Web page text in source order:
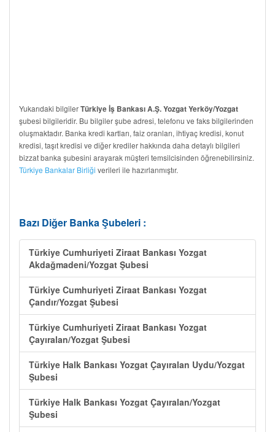
Yukarıdaki bilgilerTürkiye İş Bankası A.Ş. Yozgat Yerköy/Yozgat
şubesi bilgileridir. Bu bilgiler şube adresi, telefonu ve faks bilgilerinden
oluşmaktadır. Banka kredi kartları, faiz oranları, ihtiyaç kredisi, konut
kredisi, taşıt kredisi ve diğer krediler hakkında daha detaylı bilgileri
bizzat banka şubesini arayarak müşteri temsilcisinden öğrenebilirsiniz.
Türkiye Bankalar Birliği verileri ile hazırlanmıştır.
Bazı Diğer Banka Şubeleri :
Türkiye Cumhuriyeti Ziraat Bankası Yozgat
Akdağmadeni/Yozgat Şubesi
Türkiye Cumhuriyeti Ziraat Bankası Yozgat
Çandır/Yozgat Şubesi
Türkiye Cumhuriyeti Ziraat Bankası Yozgat
Çayıralan/Yozgat Şubesi
Türkiye Halk Bankası Yozgat Çayıralan Uydu/Yozgat
Şubesi
Türkiye Halk Bankası Yozgat Çayıralan/Yozgat
Şubesi